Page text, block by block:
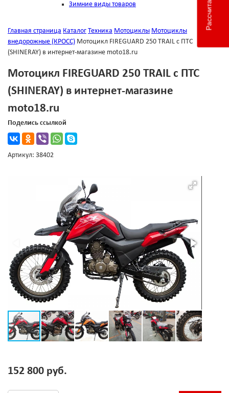
Зимние виды товаров
Главная страница Каталог Техника Мотоциклы Мотоциклы
внедорожные (КРОСС) Мотоцикл FIREGUARD 250 TRAIL с ПТС
(SHINERAY) в интернет-магазине moto18.ru
Мотоцикл FIREGUARD 250 TRAIL с ПТС
(SHINERAY) в интернет-магазине
moto18.ru
Поделись ссылкой
Артикул: 38402
152 800 руб.